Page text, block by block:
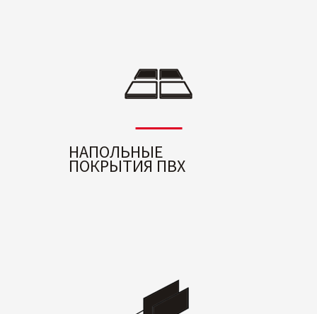
НАПОЛЬНЫЕ
ПОКРЫТИЯ ПВХ